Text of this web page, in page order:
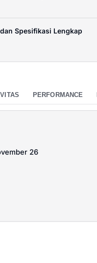
Spesifikasi Lengkap
PERFORMANCE
26